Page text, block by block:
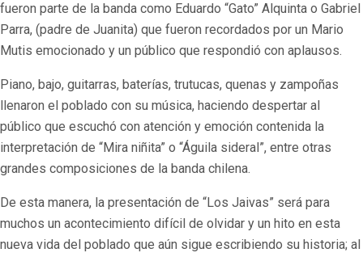
fueron parte de la banda como Eduardo “Gato” Alquinta o Gabriel
Parra, (padre de Juanita) que fueron recordados por un Mario
Mutis emocionado y un público que respondió con aplausos.
Piano, bajo, guitarras, baterías, trutucas, quenas y zampoñas
llenaron el poblado con su música, haciendo despertar al
público que escuchó con atención y emoción contenida la
interpretación de “Mira niñita” o “Águila sideral”, entre otras
grandes composiciones de la banda chilena.
De esta manera, la presentación de “Los Jaivas” será para
muchos un acontecimiento difícil de olvidar y un hito en esta
nueva vida del poblado que aún sigue escribiendo su historia; al